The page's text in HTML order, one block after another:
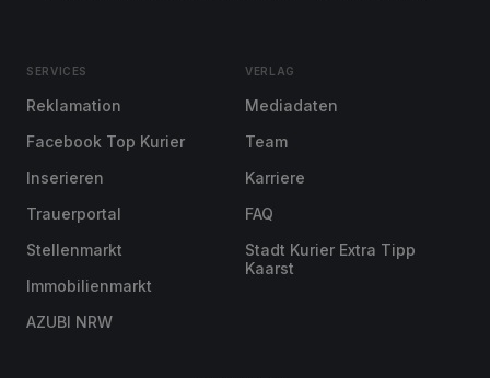
SERVICES
Reklamation
Facebook Top Kurier
Inserieren
Trauerportal
Stellenmarkt
Immobilienmarkt
AZUBI NRW
VERLAG
Mediadaten
Team
Karriere
FAQ
Stadt Kurier Extra Tipp
Kaarst